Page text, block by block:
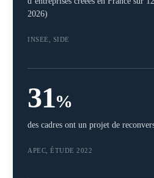
2026)
INSEE, SIDE
31%
des cadres ont un projet de
APEC, ÉTUDE 2022